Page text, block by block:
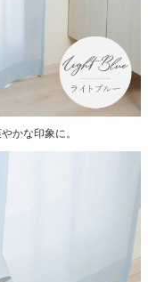
かな印象に。